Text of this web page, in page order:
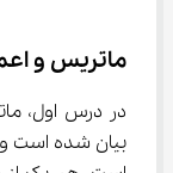
ماتریس و
بیان شده است و